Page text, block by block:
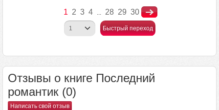
1 2 3 4 ... 28 29 30
Быстрый переход
Отзывы о книге Последний
романтик (0)
Написать свой отзыв